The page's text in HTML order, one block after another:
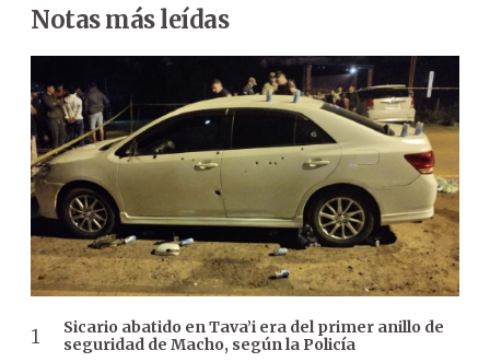
Notas más leídas
Sicario abatido en Tava’i era del primer anillo de
seguridad de Macho, según la Policía